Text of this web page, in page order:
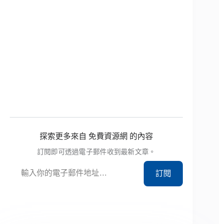
探索更多來自 免費資源網 的內容
訂閱即可透過電子郵件收到最新文章。
訂閱